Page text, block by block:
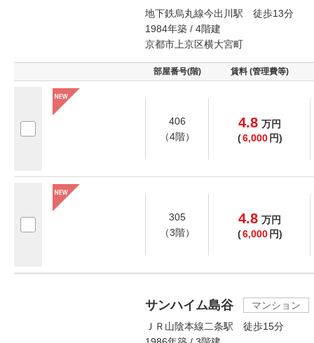
地下鉄烏丸線今出川駅 徒歩13分
1984年築 / 4階建
京都市上京区横大宮町
部屋番号(階) 賃料 (管理費等)
406
（4階）
4.8 万円
(6,000 円)
305
（3階）
4.8 万円
(6,000 円)
サンハイム島谷
マンション
ＪＲ山陰本線二条駅 徒歩15分